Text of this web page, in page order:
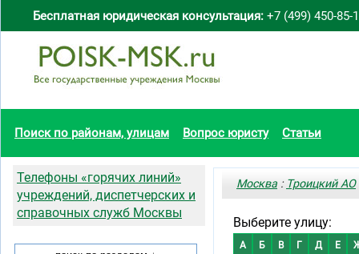
Бесплатная юридическая консультация: +7 (499) 450-85-
Поиск по районам, улицам Вопрос юристу Статьи
Москва : Троицкий АО
Выберите улицу:
А Б В Г Д Е
Телефоны «горячих линий»
учреждений, диспетчерских и
справочных служб Москвы